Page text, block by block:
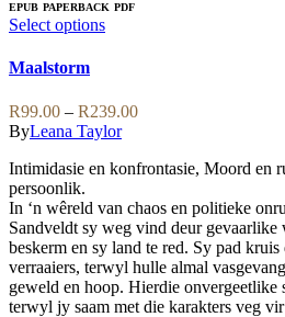
EPUB PAPERBACK PDF
Select optionsThis
variants.
The
options
may
chosen
on
the
product
page
Maalstorm
R99.00 – R239.00Price
through
ByLeana Taylor
Intimidasie en konfrontasie, Moord en
persoonlik.
In ‘n wêreld van chaos en politieke
Sandveldt sy weg vind deur gevaarlike
beskerm en sy land te red. Sy pad
verraaiers, terwyl hulle almal
geweld en hoop. Hierdie onvergeetlike
terwyl jy saam met die karakters veg